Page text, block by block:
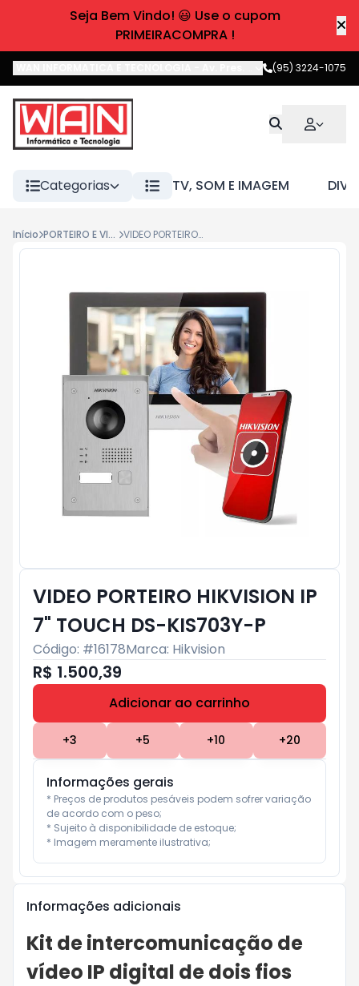
Seja Bem Vindo! 😃 Use o cupom
PRIMEIRACOMPRA !
Av. Pres. Castelo Branco,Boa
(95) 3224-1075
Categorias TV, SOM E IMAGEM
Início PORTEIRO E VIDEO PORTEIRO VIDEO PORTEIRO HIKVISION IP 7" TOUCH DS-KIS703Y-P
VIDEO PORTEIRO HIKVISION IP
7" TOUCH DS-KIS703Y-P
Código: #16178Marca: Hikvision
R$ 1.500,39
Adicionar ao carrinho
+3 +5 +10 +20
Informações gerais
* Preços de produtos pesáveis podem sofrer variação
de acordo com o peso;
* Sujeito à disponibilidade de estoque;
* Imagem meramente ilustrativa;
Informações adicionais
Kit de intercomunicação de
vídeo IP digital de dois fios